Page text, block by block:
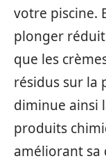
votre piscine.
plonger
que les
résidus sur la
diminue ainsi
produits
améliorant